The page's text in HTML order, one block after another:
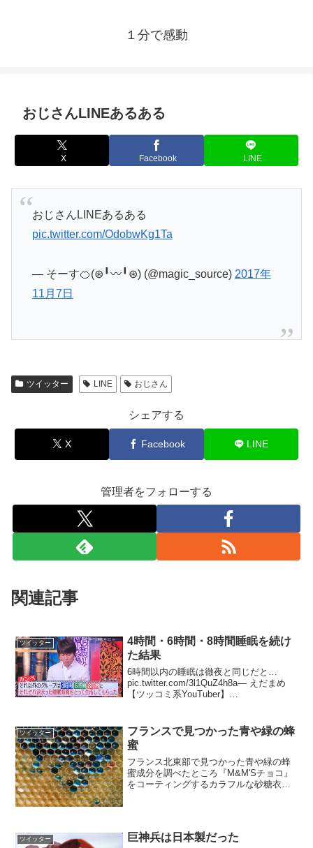
１分で感動
おじさんLINEあるある
X Facebook LINE
おじさんLINEあるある
pic.twitter.com/OdobwKg1Ta
— そーす🍊(⊛╹〰╹⊛) (@magic_source) 2017年
11月7日
ツイッター LINE おじさん
シェアする
X Facebook LINE
管理者をフォローする
関連記事
ツイッター
4時間・6時間・8時間睡眠を続け
た結果
6時間以内の睡眠は徹夜と同じだと…
pic.twitter.com/3l1QuZ4h8a— えだまめ
【ツッコミ系YouTuber】
ましたね。 pic...
ツイッター
フランスで見つかった青や緑の蜂
蜜
フランス北東部で見つかった青や緑の蜂
蜜成分を調べたところ『M&M'Sチョコ』
をコーティングするカラフルな砂糖衣が
pic.twitter.c...
ツイッター 巨神兵は日本製だった